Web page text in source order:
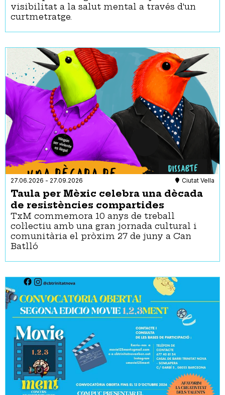
visibilitat a la salut mental a través d'un
curtmetratge.
27.06.2026 - 27.09.2026 Ciutat Vella
Taula per Mèxic celebra una dècada
de resistències compartides
TxM commemora 10 anys de treball
col·lectiu amb una gran jornada cultural i
comunitària el pròxim 27 de juny a Can
Batlló